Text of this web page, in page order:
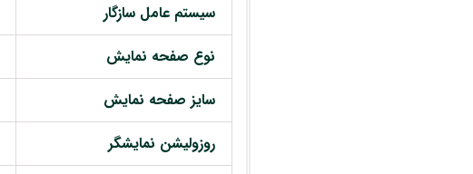
سیستم عامل سازگار
نوع صفحه نمایش
سایز صفحه نمایش
روزولیشن نمایشگر